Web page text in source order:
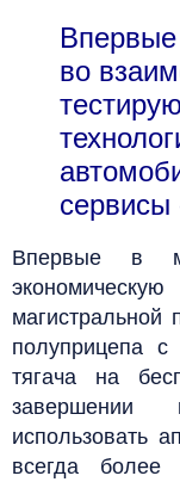
во
сервисы
Впервые в
полуприцепа с
тягача на
завершении
использовать
всегда более